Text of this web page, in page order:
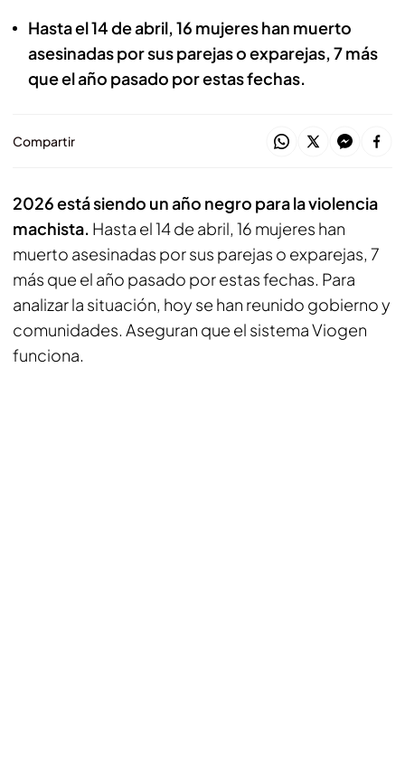
Hasta el 14 de abril, 16 mujeres han muerto
asesinadas por sus parejas o exparejas, 7 más
que el año pasado por estas fechas.
Compartir
2026 está siendo un año negro para la violencia
machista. Hasta el 14 de abril, 16 mujeres han
muerto asesinadas por sus parejas o exparejas, 7
más que el año pasado por estas fechas. Para
analizar la situación, hoy se han reunido gobierno y
comunidades. Aseguran que el sistema Viogen
funciona.